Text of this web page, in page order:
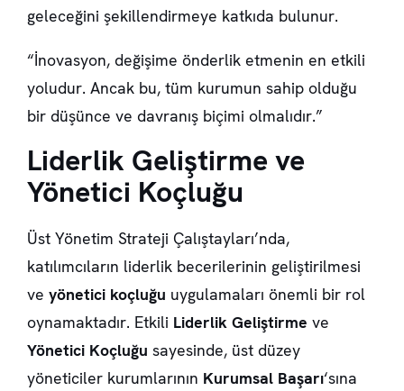
geleceğini şekillendirmeye katkıda bulunur.
“İnovasyon, değişime önderlik etmenin en etkili
yoludur. Ancak bu, tüm kurumun sahip olduğu
bir düşünce ve davranış biçimi olmalıdır.”
Liderlik Geliştirme ve
Yönetici Koçluğu
Üst Yönetim Strateji Çalıştayları’nda,
katılımcıların liderlik becerilerinin geliştirilmesi
ve yönetici koçluğu uygulamaları önemli bir rol
oynamaktadır. Etkili Liderlik Geliştirme ve
Yönetici Koçluğu sayesinde, üst düzey
yöneticiler kurumlarının Kurumsal Başarı‘sına